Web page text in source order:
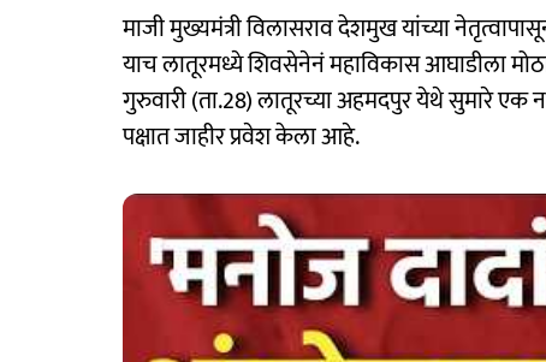
माजी मुख्यमंत्री विलासराव देशमुख यांच्या
याच लातूरमध्ये शिवसेनेनं महाविकास आघाडीला
गुरुवारी (ता.28) लातूरच्या अहमदपुर येथे सुमारे एक
पक्षात जाहीर प्रवेश केला आहे.